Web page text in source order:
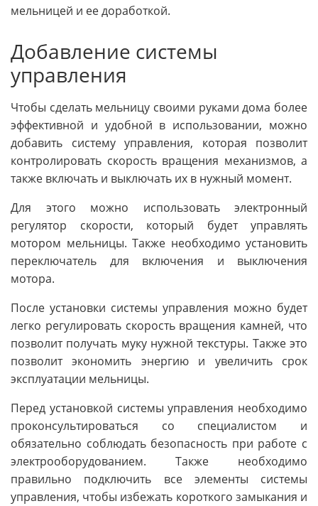
мельницей и ее доработкой.
Добавление системы
управления
Чтобы сделать мельницу своими руками дома более
эффективной и удобной в использовании, можно
добавить систему управления, которая позволит
контролировать скорость вращения механизмов, а
также включать и выключать их в нужный момент.
Для этого можно использовать электронный
регулятор скорости, который будет управлять
мотором мельницы. Также необходимо установить
переключатель для включения и выключения
мотора.
После установки системы управления можно будет
легко регулировать скорость вращения камней, что
позволит получать муку нужной текстуры. Также это
позволит экономить энергию и увеличить срок
эксплуатации мельницы.
Перед установкой системы управления необходимо
проконсультироваться со специалистом и
обязательно соблюдать безопасность при работе с
электрооборудованием. Также необходимо
правильно подключить все элементы системы
управления, чтобы избежать короткого замыкания и